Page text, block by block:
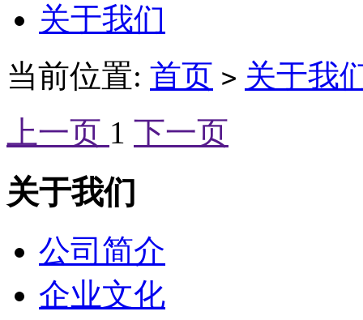
关于我们
当前位置: 首页 > 关于我
上一页 1 下一页
关于我们
公司简介
企业文化